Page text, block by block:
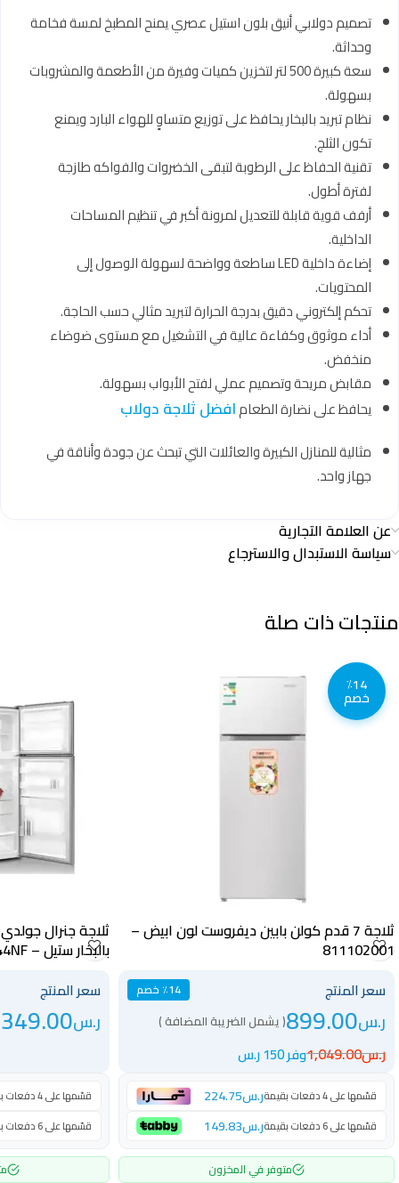
تصميم دولابي أنيق بلون استيل عصري يمنح المطبخ لمسة فخامة
وحداثة.
سعة كبيرة 500 لتر لتخزين كميات وفيرة من الأطعمة والمشروبات
بسهولة.
نظام تبريد بالبخار يحافظ على توزيع متساوٍ للهواء البارد ويمنع
تكون الثلج.
تقنية الحفاظ على الرطوبة لتبقى الخضروات والفواكه طازجة
لفترة أطول.
أرفف قوية قابلة للتعديل لمرونة أكبر في تنظيم المساحات
الداخلية.
إضاءة داخلية LED ساطعة وواضحة لسهولة الوصول إلى
المحتويات.
تحكم إلكتروني دقيق بدرجة الحرارة لتبريد مثالي حسب الحاجة.
أداء موثوق وكفاءة عالية في التشغيل مع مستوى ضوضاء
منخفض.
مقابض مريحة وتصميم عملي لفتح الأبواب بسهولة.
يحافظ على نضارة الطعامافضل ثلاجة دولاب
مثالية للمنازل الكبيرة والعائلات التي تبحث عن جودة وأناقة في
جهاز واحد.
عن العلامة التجارية
سياسة الاستبدال والاسترجاع
منتجات ذات صلة
٪14
خصم
ثلاجة 7 قدم كولن بابين ديفروست لون ابيض –
811102001
سعر المنتج ٪14 خصم
ر.س899.00( يشمل الضريبة المضافة )
ر.س1,049.00وفر 150 ر.س
قسّمها على 4 دفعات بقيمة ر.س224.75
قسّمها على 6 دفعات بقيمة ر.س149.83
متوفر في المخزون
بالبخار ستيل – GR344NF
سعر المنتج
ر.س
قسّمها على 4 دفعات بقيمة
قسّمها على 6 دفعات بقيمة